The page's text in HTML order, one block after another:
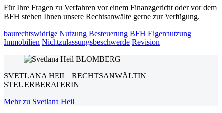
Für Ihre Fragen zu Verfahren vor einem Finanzgericht oder vor dem
BFH stehen Ihnen unsere Rechtsanwälte gerne zur Verfügung.
baurechtswidrige Nutzung Besteuerung BFH Eigennutzung
Immobilien Nichtzulassungsbeschwerde Revision
SVETLANA HEIL | RECHTSANWÄLTIN |
STEUERBERATERIN
Mehr zu Svetlana Heil